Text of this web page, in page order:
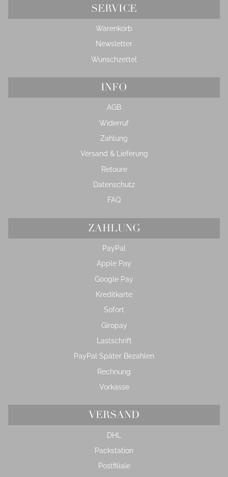
SERVICE
Warenkorb
Newsletter
Wunschzettel
INFO
AGB
Widerruf
Zahlung
Versand & Lieferung
Retoure
Datenschutz
FAQ
ZAHLUNG
PayPal
Apple Pay
Google Pay
Kreditkarte
Sofort
Giropay
Lastschrift
PayPal Später Bezahlen
Rechnung
Vorkasse
VERSAND
DHL
Packstation
Postfiliale